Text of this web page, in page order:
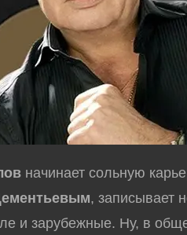
начинает сольную
, записывает
и зарубежные. Ну, в